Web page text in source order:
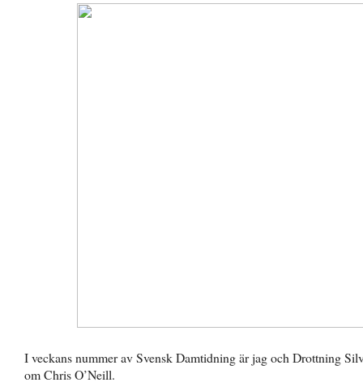
I veckans nummer av Svensk Damtidning är jag och Drottning
om Chris O’Neill.